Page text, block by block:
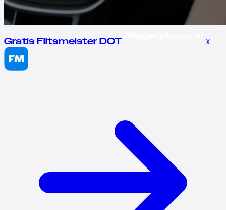
Gratis Flitsmeister DOT x